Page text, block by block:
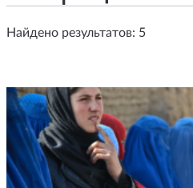
Найдено результатов: 5